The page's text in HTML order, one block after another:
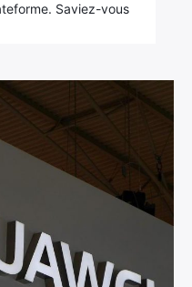
Saviez-vous